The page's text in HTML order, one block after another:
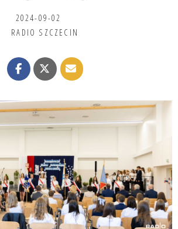
2024-09-02
RADIO SZCZECIN